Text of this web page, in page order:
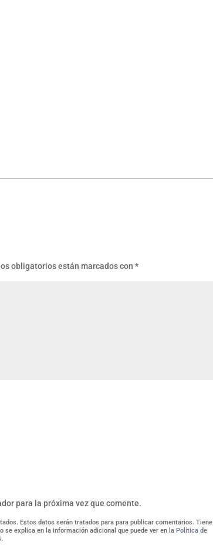
obligatorios están marcados con*
para la próxima vez que comente.
Estos datos serán tratados para para publicar comentarios. Tiene
se explica en la información adicional que puede ver en laPolítica de